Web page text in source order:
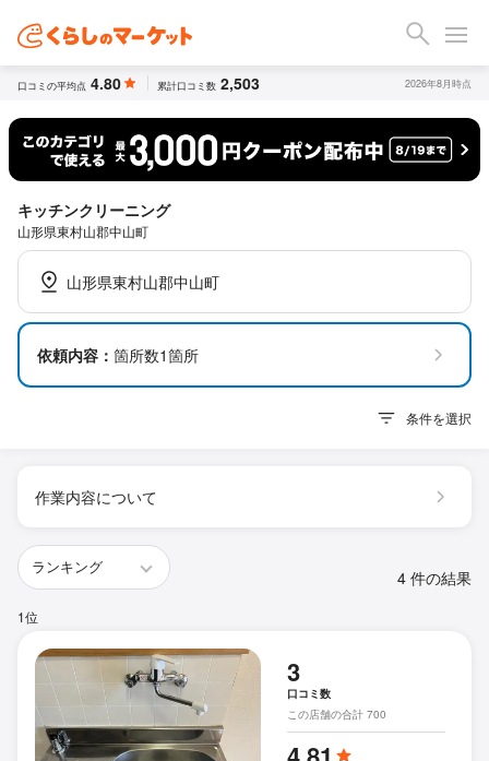
口コミの平均点 4.80 累計口コミ数 2,503 2026年8月時点
キッチンクリーニング
山形県東村山郡中山町
山形県東村山郡中山町
依頼内容： 箇所数1箇所
条件を選択
作業内容について
4 件の結果
1位
3
口コミ数
この店舗の合計 700